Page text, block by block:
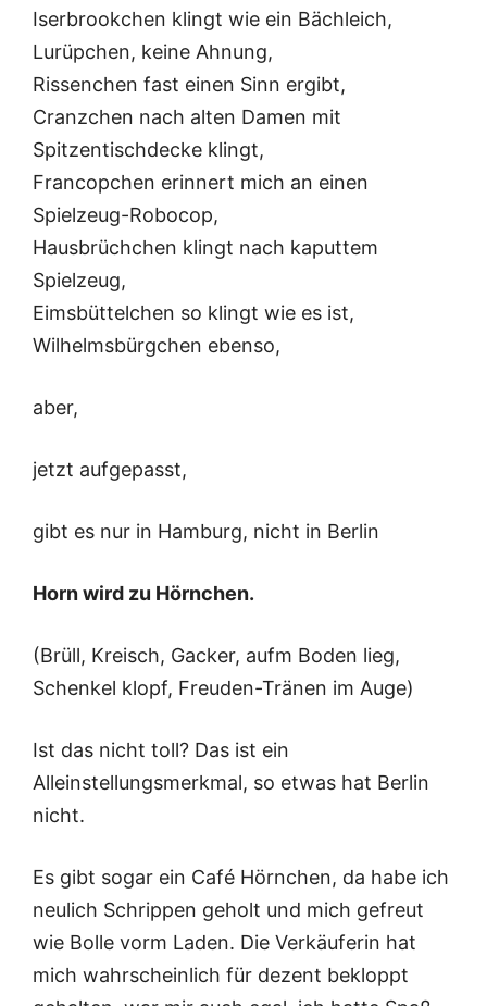
Iserbrookchen klingt wie ein Bächleich,
Lurüpchen, keine Ahnung,
Rissenchen fast einen Sinn ergibt,
Cranzchen nach alten Damen mit
Spitzentischdecke klingt,
Francopchen erinnert mich an einen
Spielzeug-Robocop,
Hausbrüchchen klingt nach kaputtem
Spielzeug,
Eimsbüttelchen so klingt wie es ist,
Wilhelmsbürgchen ebenso,
aber,
jetzt aufgepasst,
gibt es nur in Hamburg, nicht in Berlin
Horn wird zu Hörnchen.
(Brüll, Kreisch, Gacker, aufm Boden lieg,
Schenkel klopf, Freuden-Tränen im Auge)
Ist das nicht toll? Das ist ein
Alleinstellungsmerkmal, so etwas hat Berlin
nicht.
Es gibt sogar ein Café Hörnchen, da habe ich
neulich Schrippen geholt und mich gefreut
wie Bolle vorm Laden. Die Verkäuferin hat
mich wahrscheinlich für dezent bekloppt